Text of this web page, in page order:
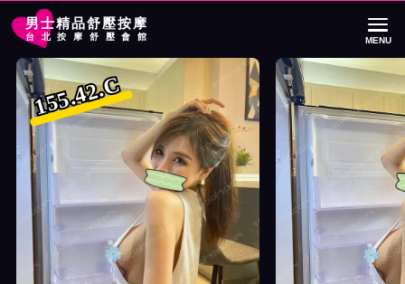
男士精品舒壓按摩
台北按摩舒壓會館 MENU
首頁 長安館按摩師櫻桃詳細介紹
長安館按摩師櫻桃照片展示與影片介紹
155.42.C